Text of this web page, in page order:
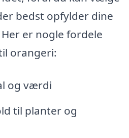
bedst opfylder dine
er nogle fordele
orangeri:
og værdi
til planter og